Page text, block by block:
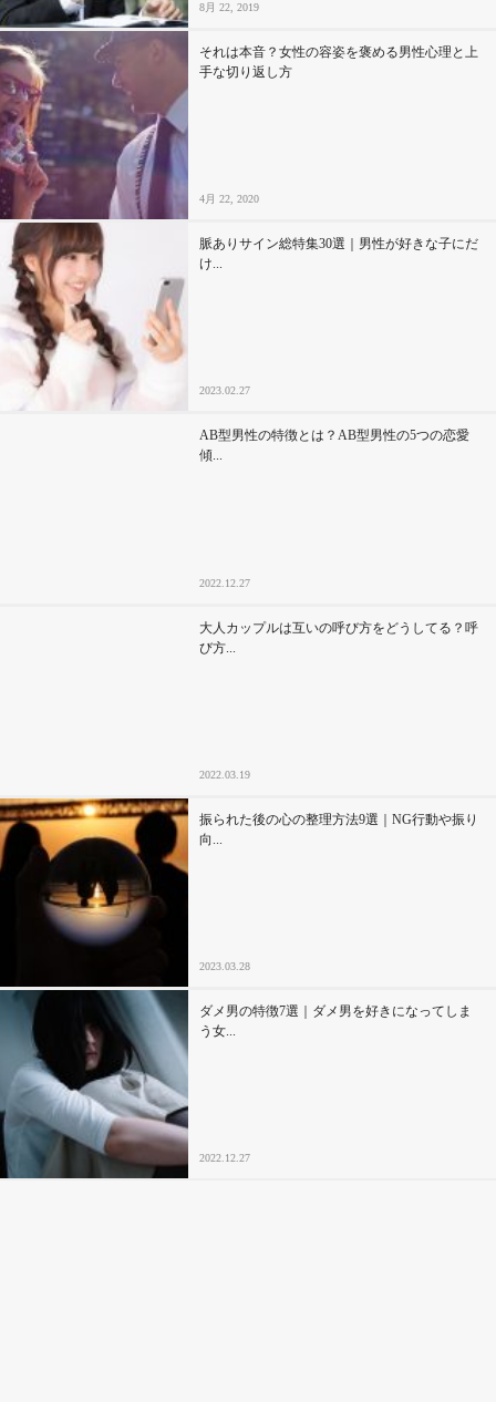
8月 22, 2019
それは本音？女性の容姿を褒める男性心理と上
手な切り返し方
4月 22, 2020
脈ありサイン総特集30選｜男性が好きな子にだ
け...
2023.02.27
AB型男性の特徴とは？AB型男性の5つの恋愛
傾...
2022.12.27
大人カップルは互いの呼び方をどうしてる？呼
び方...
2022.03.19
振られた後の心の整理方法9選｜NG行動や振り
向...
2023.03.28
ダメ男の特徴7選｜ダメ男を好きになってしま
う女...
2022.12.27